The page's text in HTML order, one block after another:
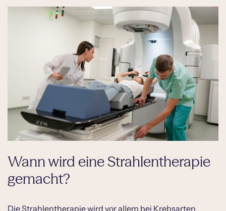
Wann wird eine Strahlentherapie
gemacht?
Die Strahlentherapie wird vor allem bei Krebsarten